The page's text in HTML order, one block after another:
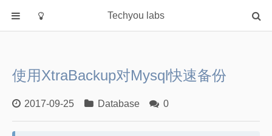
Techyou labs
Default
Linux/Unix
Database
使用XtraBackup对Mysql快速备份
2017-09-25 Database 0